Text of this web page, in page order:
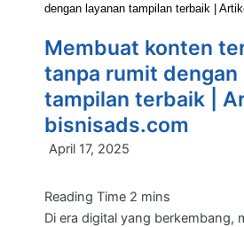
dengan layanan tampilan terbaik |
Membuat konten
tanpa rumit dengan
tampilan terbaik |
bisnisads.com
April 17, 2025
Di era digital yang berkembang,